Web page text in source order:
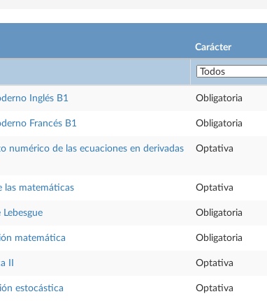
Carácter
Inglés B1 Obligatoria
Francés B1 Obligatoria
numérico de las ecuaciones en derivadas
Optativa
las matemáticas Optativa
Lebesgue Obligatoria
matemática Obligatoria
II Optativa
estocástica Optativa